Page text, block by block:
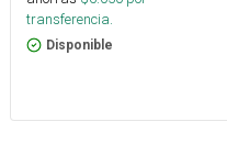
transferencia.
Disponible